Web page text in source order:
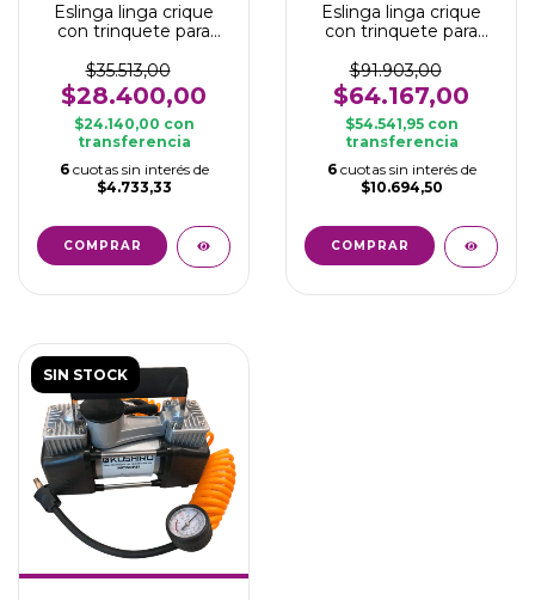
Eslinga linga crique
con trinquete para
1,5 toneladas
$35.513,00
$28.400,00
$24.140,00 con
transferencia
6 cuotas sin interés de
$4.733,33
Eslinga linga crique
con trinquete para
toneladas
$91.903,00
$64.167,00
$54.541,95 con
transferencia
6 cuotas sin interés de
$10.694,50
SIN STOCK